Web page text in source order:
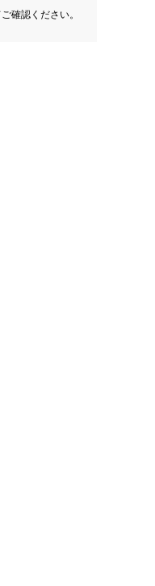
確認ください。